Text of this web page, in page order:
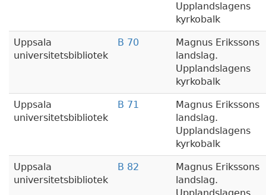
Upplandslagens
kyrkobalk
Uppsala
universitetsbibliotek
B 70
Magnus Erikssons
landslag.
Upplandslagens
kyrkobalk
Uppsala
universitetsbibliotek
B 71
Magnus Erikssons
landslag.
Upplandslagens
kyrkobalk
Uppsala
universitetsbibliotek
B 82
Magnus Erikssons
landslag.